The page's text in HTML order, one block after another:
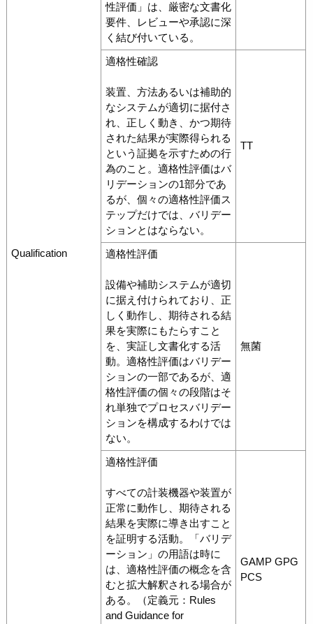
Qualification
性評価」は、厳密な文書化
要件、レビューや承認に深
く結び付いている。
適格性確認
装置、方法あるいは補助的
なシステムが適切に据付さ
れ、正しく動き、かつ期待
された結果が実際得られる
という証拠を示すための行
為のこと。適格性評価はバ
リデーションの1部分であ
るが、個々の適格性評価ス
テップだけでは、バリデー
ションとはならない。
TT
適格性評価
設備や補助システムが適切
に据え付けられており、正
しく動作し、期待される結
果を実際にもたらすこと
を、実証し文書化する活
動。適格性評価はバリデー
ションの一部であるが、適
格性評価の個々の段階はそ
れ単独でプロセスバリデー
ションを構成するわけでは
ない。
無菌
適格性評価
すべての計装機器や装置が
正常に動作し、期待される
結果を実際に導き出すこと
を証明する活動。「バリデ
ーション」の用語は時に
は、適格性評価の概念を含
むと拡大解釈される場合が
ある。（定義元：Rules
and Guidance for
GAMP GPG
PCS